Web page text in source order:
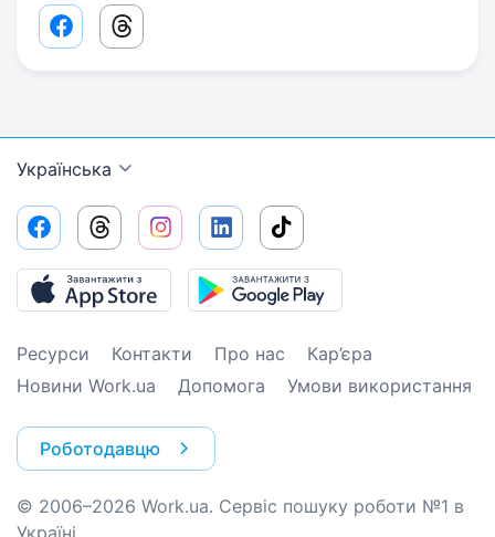
Facebook share link
Threads share link
Українська
Ресурси Контакти Про нас
Кар’єра
Новини Work.ua
Допомога Умови використання
Роботодавцю
© 2006–2026 Work.ua. Сервіс пошуку роботи №1 в
Україні.